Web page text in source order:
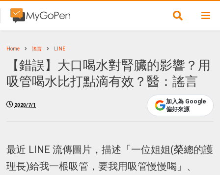
Home 謠言 LINE
【錯誤】大口喝水對腎臟的影響？用
吸管喝水比打點滴有效？醫：謠言
2020/7/1
加入為 Google
偏好來源
最近 LINE 流傳圖片，描述「一位姐姐(榮總的護
理長)給我一根吸管，要我用吸管慢慢喝」、